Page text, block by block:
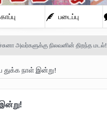
காப்பு படைப்பு
அவர்களுக்கு நிலவனின் திறந்த மடல்!
துக்க நாள் இன்று!